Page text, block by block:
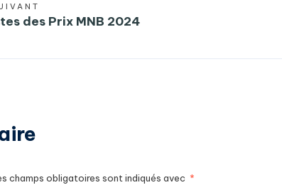
des Prix MNB 2024
champs obligatoires sont indiqués avec *